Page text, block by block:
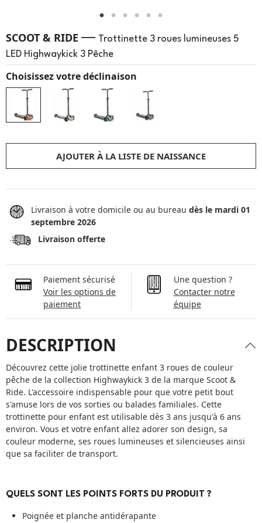
SCOOT & RIDE — Trottinette 3 roues lumineuses 5
LED Highwaykick 3 Pêche
Choisissez votre déclinaison
AJOUTER À LA LISTE DE NAISSANCE
Livraison à votre domicile ou au bureau dès le mardi 01
septembre 2026
Livraison offerte
Paiement sécurisé
Voir les options de
paiement
Une question ?
Contacter notre
équipe
DESCRIPTION
Découvrez cette jolie trottinette enfant 3 roues de couleur
pêche de la collection Highwaykick 3 de la marque Scoot &
Ride. L'accessoire indispensable pour que votre petit bout
s'amuse lors de vos sorties ou balades familiales. Cette
trottinette pour enfant est utilisable dès 3 ans jusqu'à 6 ans
environ. Vous et votre enfant allez adorer son design, sa
couleur moderne, ses roues lumineuses et silencieuses ainsi
que sa faciliter de transport.
QUELS SONT LES POINTS FORTS DU PRODUIT ?
Poignée et planche antidérapante